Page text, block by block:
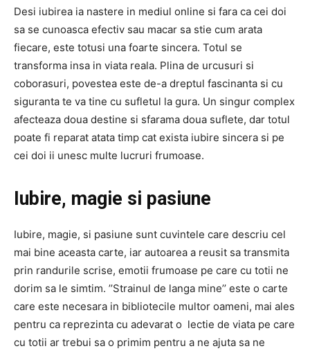
Desi iubirea ia nastere in mediul online si fara ca cei doi
sa se cunoasca efectiv sau macar sa stie cum arata
fiecare, este totusi una foarte sincera. Totul se
transforma insa in viata reala. Plina de urcusuri si
coborasuri, povestea este de-a dreptul fascinanta si cu
siguranta te va tine cu sufletul la gura. Un singur complex
afecteaza doua destine si sfarama doua suflete, dar totul
poate fi reparat atata timp cat exista iubire sincera si pe
cei doi ii unesc multe lucruri frumoase.
Iubire, magie si pasiune
Iubire, magie, si pasiune sunt cuvintele care descriu cel
mai bine aceasta carte, iar autoarea a reusit sa transmita
prin randurile scrise, emotii frumoase pe care cu totii ne
dorim sa le simtim. ’’Strainul de langa mine’’ este o carte
care este necesara in bibliotecile multor oameni, mai ales
pentru ca reprezinta cu adevarat o lectie de viata pe care
cu totii ar trebui sa o primim pentru a ne ajuta sa ne